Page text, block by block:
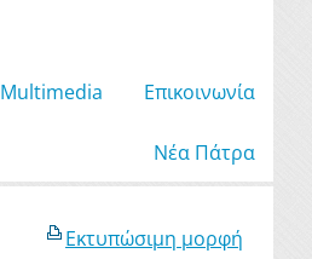
Μultimedia Επικοινωνία
Νέα Πάτρα
Εκτυπώσιμη μορφή